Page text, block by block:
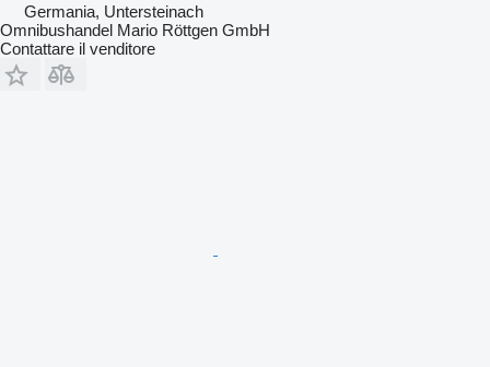
Germania, Untersteinach
Omnibushandel Mario Röttgen GmbH
Contattare il venditore